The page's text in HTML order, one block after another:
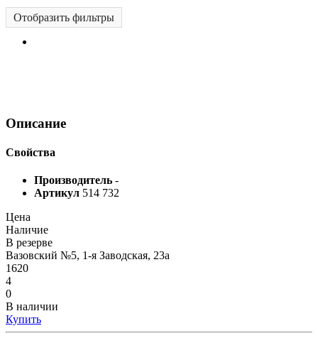
Отобразить фильтры
Описание
Свойства
Производитель -
Артикул 514 732
Цена
Наличие
В резерве
Вазовский №5, 1-я Заводская, 23а
1620
4
0
В наличии
Купить